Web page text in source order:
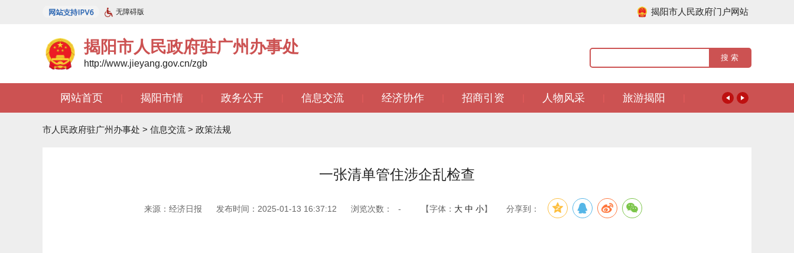
无障碍版 揭阳市人民政府门户网站
揭阳市人民政府驻广州办事处
http://www.jieyang.gov.cn/zgb
网站首页 揭阳市情 政务公开 信息交流 经济协作 招商引资 人物风采 旅游揭阳
文苑天地 |
市人民政府驻广州办事处 > 信息交流 > 政策法规
一张清单管住涉企乱检查
来源：经济日报 发布时间：2025-01-13 16:37:12 浏览次数： - 【字体： 大 中 小】 分享到：